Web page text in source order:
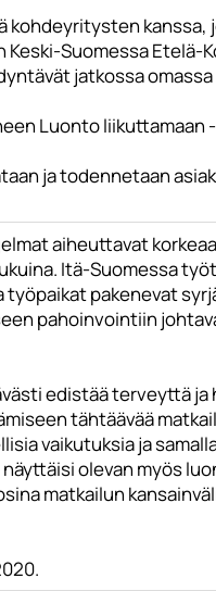
kanssa,
Keski-Suomessa Etelä-
jatkossa
Luonto
ja todennetaan
aiheuttavat
Itä-Suomessa
pakenevat
pahoinvointiin
edistää terveyttä ja
tähtäävää
vaikutuksia ja
olevan myös
matkailun